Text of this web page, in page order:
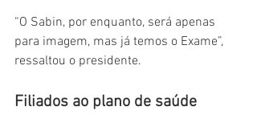
“O Sabin, por enquanto, será apenas
para imagem, mas já temos o Exame”,
ressaltou o presidente.
Filiados ao plano de saúde